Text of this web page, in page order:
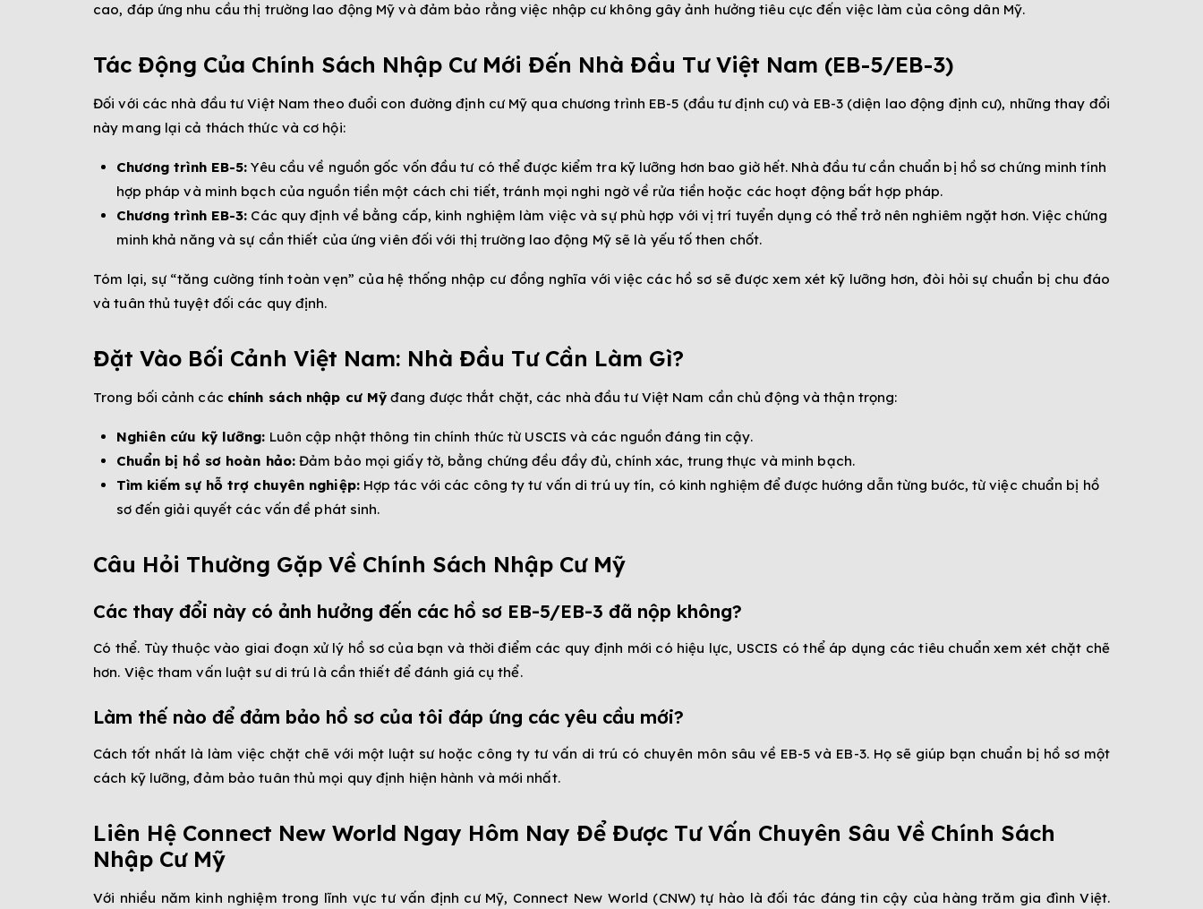
cao, đáp ứng nhu cầu thị trường lao động Mỹ và đảm bảo rằng việc nhập cư không gây ảnh hưởng tiêu cực đến việc làm của công dân Mỹ.
Tác Động Của Chính Sách Nhập Cư Mới Đến Nhà Đầu Tư Việt Nam (EB-5/EB-3)
Đối với các nhà đầu tư Việt Nam theo đuổi con đường định cư Mỹ qua chương trình EB-5 (đầu tư định cư) và EB-3 (diện lao động định cư), những thay đổi
này mang lại cả thách thức và cơ hội:
Chương trình EB-5: Yêu cầu về nguồn gốc vốn đầu tư có thể được kiểm tra kỹ lưỡng hơn bao giờ hết. Nhà đầu tư cần chuẩn bị hồ sơ chứng minh tính
hợp pháp và minh bạch của nguồn tiền một cách chi tiết, tránh mọi nghi ngờ về rửa tiền hoặc các hoạt động bất hợp pháp.
Chương trình EB-3: Các quy định về bằng cấp, kinh nghiệm làm việc và sự phù hợp với vị trí tuyển dụng có thể trở nên nghiêm ngặt hơn. Việc chứng
minh khả năng và sự cần thiết của ứng viên đối với thị trường lao động Mỹ sẽ là yếu tố then chốt.
Tóm lại, sự “tăng cường tính toàn vẹn” của hệ thống nhập cư đồng nghĩa với việc các hồ sơ sẽ được xem xét kỹ lưỡng hơn, đòi hỏi sự chuẩn bị chu đáo
và tuân thủ tuyệt đối các quy định.
Đặt Vào Bối Cảnh Việt Nam: Nhà Đầu Tư Cần Làm Gì?
Trong bối cảnh các chính sách nhập cư Mỹ đang được thắt chặt, các nhà đầu tư Việt Nam cần chủ động và thận trọng:
Nghiên cứu kỹ lưỡng: Luôn cập nhật thông tin chính thức từ USCIS và các nguồn đáng tin cậy.
Chuẩn bị hồ sơ hoàn hảo:Đảm bảo mọi giấy tờ, bằng chứng đều đầy đủ, chính xác, trung thực và minh bạch.
Tìm kiếm sự hỗ trợ chuyên nghiệp:Hợp tác với các công ty tư vấn di trú uy tín, có kinh nghiệm để được hướng dẫn từng bước, từ việc chuẩn bị hồ
sơ đến giải quyết các vấn đề phát sinh.
Câu Hỏi Thường Gặp Về Chính Sách Nhập Cư Mỹ
Các thay đổi này có ảnh hưởng đến các hồ sơ EB-5/EB-3 đã nộp không?
Có thể. Tùy thuộc vào giai đoạn xử lý hồ sơ của bạn và thời điểm các quy định mới có hiệu lực, USCIS có thể áp dụng các tiêu chuẩn xem xét chặt chẽ
hơn. Việc tham vấn luật sư di trú là cần thiết để đánh giá cụ thể.
Làm thế nào để đảm bảo hồ sơ của tôi đáp ứng các yêu cầu mới?
Cách tốt nhất là làm việc chặt chẽ với một luật sư hoặc công ty tư vấn di trú có chuyên môn sâu về EB-5 và EB-3. Họ sẽ giúp bạn chuẩn bị hồ sơ một
cách kỹ lưỡng, đảm bảo tuân thủ mọi quy định hiện hành và mới nhất.
Liên Hệ Connect New World Ngay Hôm Nay Để Được Tư Vấn Chuyên Sâu Về Chính Sách
Nhập Cư Mỹ
Với nhiều năm kinh nghiệm trong lĩnh vực tư vấn định cư Mỹ, Connect New World (CNW) tự hào là đối tác đáng tin cậy của hàng trăm gia đình Việt.